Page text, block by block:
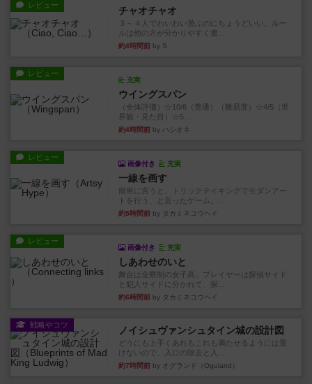
レビュー チャオチャオ
３～４人でわいわい遊ぶのにちょうどいい。ルー
ルは他の方が分かりやすく書...
約4時間前 by S
レビュー
充実
ウイングスパン
（全体評価）☆10/6（普通）（難易度）☆4/5（世
界観・見た目）☆5...
約4時間前 by ハシオキ
レビュー
画像付き 充実
一線を画す
簡単に言うと、トリックテイキングでモダンアー
トを行う、と言ったゲーム。...
約5時間前 by タカミネコウヘイ
レビュー
画像付き 充実
しあわせのいと
舞台は全寮制の女子高。プレイヤーは探偵サイド
と犯人サイドに分かれて、探...
約6時間前 by タカミネコウヘイ
戦略やコツ ノイシュヴァンシュタイン城の設計図
どうにも上手くあれもこれも満たせるようには置
けないので、入口の除去と入...
約7時間前 by オグランド（Oguland）